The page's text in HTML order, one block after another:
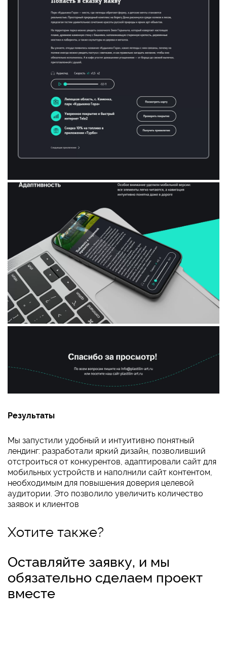
Результаты
Мы запустили удобный и интуитивно понятный
лендинг: разработали яркий дизайн, позволивший
отстроиться от конкурентов, адаптировали сайт для
мобильных устройств и наполнили сайт контентом,
необходимым для повышения доверия целевой
аудитории. Это позволило увеличить количество
заявок и клиентов
Хотите также?
Оставляйте заявку, и мы
обязательно сделаем проект
вместе